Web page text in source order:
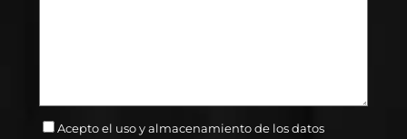
Acepto el uso y almacenamiento de los datos